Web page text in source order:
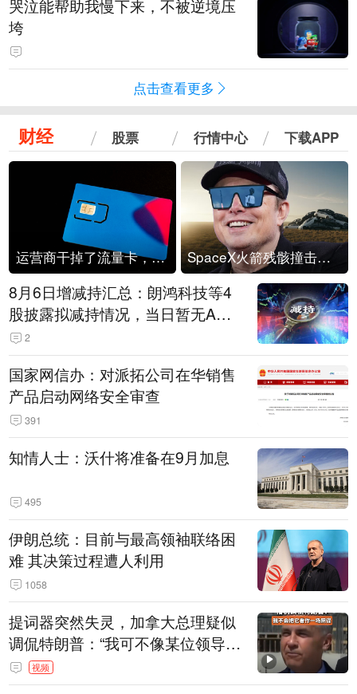
哭泣能帮助我慢下来，不被逆境压
垮
点击查看更多
财经 股票 行情中心 下载APP
运营商干掉了流量卡，他们真的玩不起了 SpaceX火箭残骸撞击月球
8月6日增减持汇总：朗鸿科技等4
股披露拟减持情况，当日暂无A股
公司披露拟增持情况（表）
2
国家网信办：对派拓公司在华销售
产品启动网络安全审查
391
知情人士：沃什将准备在9月加息
495
伊朗总统：目前与最高领袖联络困
难 其决策过程遭人利用
1058
提词器突然失灵，加拿大总理疑似
调侃特朗普：“我可不像某位领导
人，把这当成一场阴谋”，全场哄笑
视频